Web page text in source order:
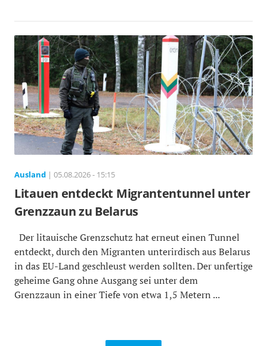
Ausland | 05.08.2026 - 15:15
Litauen entdeckt Migrantentunnel unter
Grenzzaun zu Belarus
Der litauische Grenzschutz hat erneut einen Tunnel
entdeckt, durch den Migranten unterirdisch aus Belarus
in das EU-Land geschleust werden sollten. Der unfertige
geheime Gang ohne Ausgang sei unter dem
Grenzzaun in einer Tiefe von etwa 1,5 Metern ...